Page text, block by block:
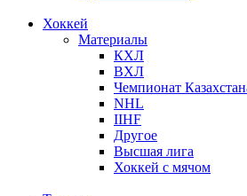
Хоккей
Материалы
КХЛ
ВХЛ
Чемпионат
NHL
IIHF
Другое
Высшая лига
Хоккей с мячом